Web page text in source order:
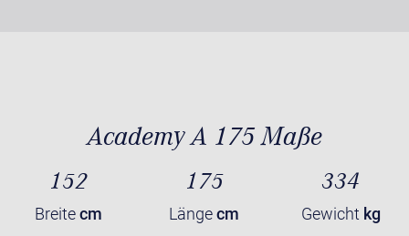
Academy A 175 Maße
152
Breitecm
175
Längecm
334
Gewicht kg